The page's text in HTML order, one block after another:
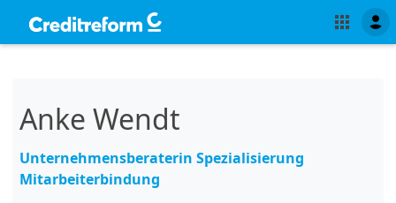
Anke Wendt
Unternehmensberaterin Spezialisierung
Mitarbeiterbindung